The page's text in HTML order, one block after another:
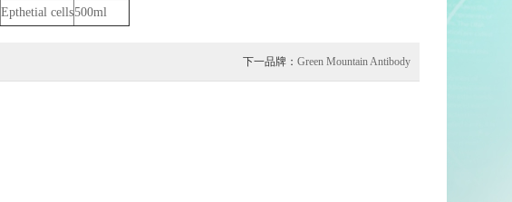
Epthetial cells500ml
下一品牌： Green Mountain Antibody